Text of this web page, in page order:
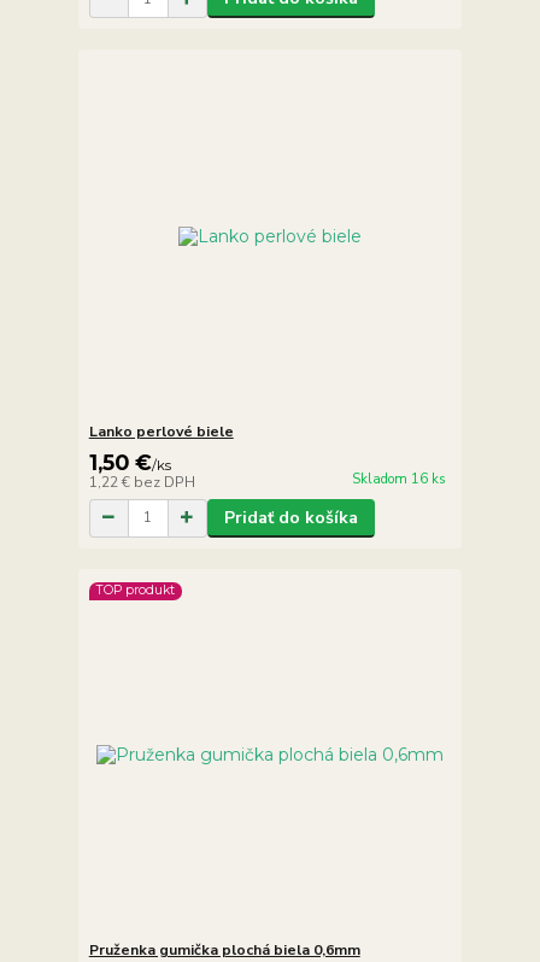
Lanko perlové biele
1,50 €/ks
1,22 € bez DPH Skladom 16 ks
Pridať do košíka
TOP produkt
Pruženka gumička plochá biela 0,6mm